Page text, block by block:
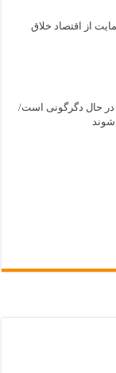
از اقتصاد خلاق
رسانه‌های تخصصی جهان: الگوی سفر در سال ۲۰۲۶ در حال دگرگونی است/